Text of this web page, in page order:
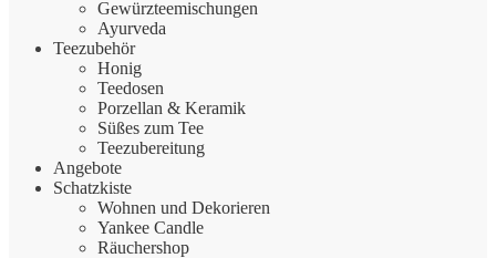
Gewürzteemischungen
Ayurveda
Teezubehör
Honig
Teedosen
Porzellan & Keramik
Süßes zum Tee
Teezubereitung
Angebote
Schatzkiste
Wohnen und Dekorieren
Yankee Candle
Räuchershop